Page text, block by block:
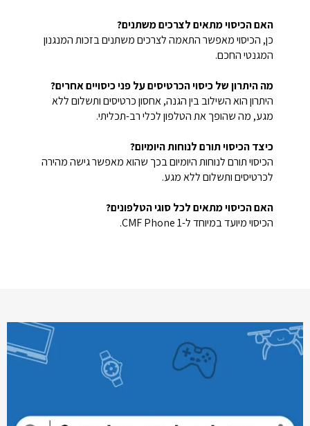
האם הכיסוי מתאים לצרכים משתנים?
כן, הכיסוי מאפשר התאמה לצרכים משתנים בזכות המנגנון
המגנטי החכם.
מה היתרון של כיסוי הכרטיסים על פני כיסויים אחרים?
היתרון הוא השילוב בין הגנה, אחסון כרטיסים ותשלום ללא
מגע, מה שהופך את הטלפון לכלי רב-תכליתי.
כיצד הכיסוי תורם לנוחות היומיום?
הכיסוי תורם לנוחות היומיום בכך שהוא מאפשר גישה מהירה
לכרטיסים ותשלום ללא מגע.
האם הכיסוי מתאים לכל סוגי הטלפונים?
הכיסוי מיועד במיוחד ל-CMF Phone 1.